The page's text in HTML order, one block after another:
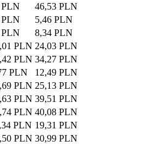
46,53 PLN
5,46 PLN
8,34 PLN
PLN 24,03 PLN
PLN 34,27 PLN
PLN
12,49 PLN
PLN 25,13 PLN
PLN 39,51 PLN
PLN 40,08 PLN
PLN 19,31 PLN
PLN 30,99 PLN